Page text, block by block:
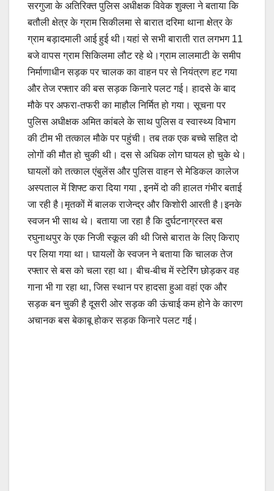
सरगुजा के अतिरिक्त पुलिस अधीक्षक विवेक शुक्ला ने बताया कि
बतौली क्षेत्र के ग्राम सिकीलमा से बारात दरिमा थाना क्षेत्र के
ग्राम बड़ादमाली आई हुई थी।यहां से सभी बाराती रात लगभग 11
बजे वापस ग्राम सिकिलमा लौट रहे थे।ग्राम लालमाटी के समीप
निर्माणाधीन सड़क पर चालक का वाहन पर से नियंत्रण हट गया
और तेज रफ्तार की बस सड़क किनारे पलट गई। हादसे के बाद
मौके पर अफरा-तफरी का माहौल निर्मित हो गया। सूचना पर
पुलिस अधीक्षक अमित कांबले के साथ पुलिस व स्वास्थ्य विभाग
की टीम भी तत्काल मौके पर पहुंची। तब तक एक बच्चे सहित दो
लोगों की मौत हो चुकी थी। दस से अधिक लोग घायल हो चुके थे।
घायलों को तत्काल एंबुलेंस और पुलिस वाहन से मेडिकल कालेज
अस्पताल में शिफ्ट करा दिया गया , इनमें दो की हालत गंभीर बताई
जा रही है।मृतकों में बालक राजेन्द्र और किशोरी आरती है।इनके
स्वजन भी साथ थे। बताया जा रहा है कि दुर्घटनाग्रस्त बस
रघुनाथपुर के एक निजी स्कूल की थी जिसे बारात के लिए किराए
पर लिया गया था। घायलों के स्वजन ने बताया कि चालक तेज
रफ्तार से बस को चला रहा था। बीच-बीच में स्टेरिंग छोड़कर वह
गाना भी गा रहा था, जिस स्थान पर हादसा हुआ वहां एक और
सड़क बन चुकी है दूसरी ओर सड़क की ऊंचाई कम होने के कारण
अचानक बस बेकाबू होकर सड़क किनारे पलट गई।